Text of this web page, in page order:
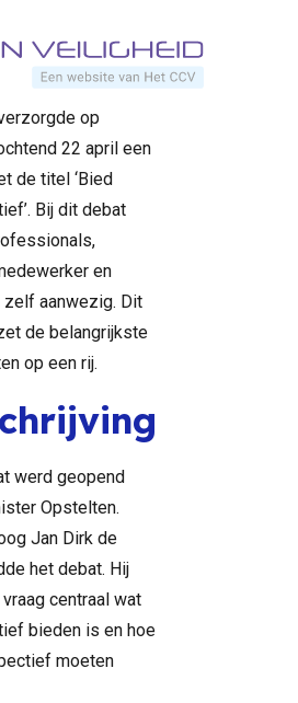
Terug naar de startpagina
perspectief’
en
van het
van Veiligheid en
op
22 april een
de titel ‘Bied
Bij dit debat
en
zelf aanwezig. Dit
de belangrijkste
op een rij.
werd geopend
Opstelten.
Jan Dirk de
het debat. Hij
centraal wat
bieden is en hoe
moeten